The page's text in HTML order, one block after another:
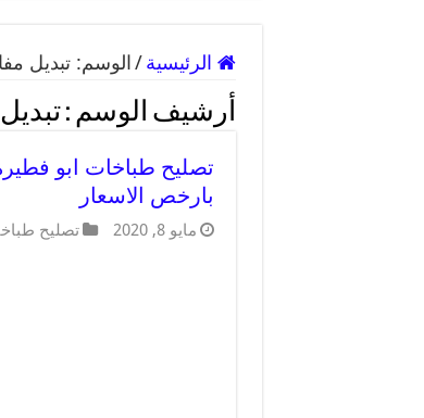
الرئيسية / الوسم:تبديل
أرشيف الوسم :
بارخص الاسعار
مايو 8, 2020 تصليح